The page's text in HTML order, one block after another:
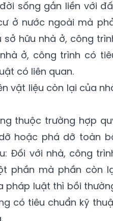
sống gắn liền với
ở nước ngoài mà
hữu nhà ở, công
ở, công trình có
có liên quan.
vật liệu còn lại của
thuộc trường hợp
hoặc phá dỡ toàn
Đối với nhà, công
phần mà phần còn
pháp luật thì bồi
có tiêu chuẩn kỹ